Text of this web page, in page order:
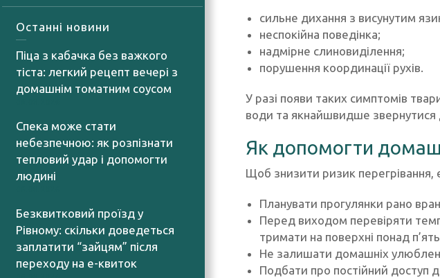
Останні новини
Піца з кабачка без важкого
тіста: легкий рецепт вечері з
домашнім томатним соусом
Спека може стати
небезпечною: як розпізнати
тепловий удар і допомогти
людині
Безквитковий проїзд у
Рівному: скільки доведеться
заплатити “зайцям” після
переходу на е-квиток
сильне дихання з висунутим
неспокійна поведінка;
надмірне слиновиділення;
порушення координації рухів.
У разі появи таких симптомів
води та якнайшвидше звернутися
Як допомогти
Щоб знизити ризик перегрівання,
Планувати прогулянки рано
Перед виходом перевіряти
тримати на поверхні понад
Не залишати домашніх
Подбати про постійний доступ